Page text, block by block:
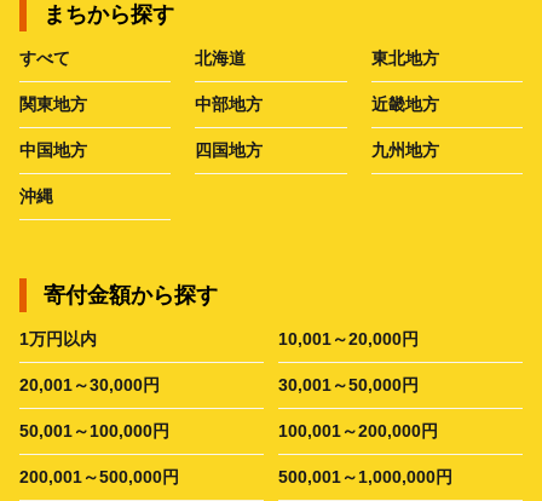
まちから探す
すべて 北海道 東北地方
関東地方 中部地方 近畿地方
中国地方 四国地方 九州地方
沖縄
寄付金額から探す
1万円以内 10,001～20,000円
20,001～30,000円 30,001～50,000円
50,001～100,000円 100,001～200,000円
200,001～500,000円 500,001～1,000,000円